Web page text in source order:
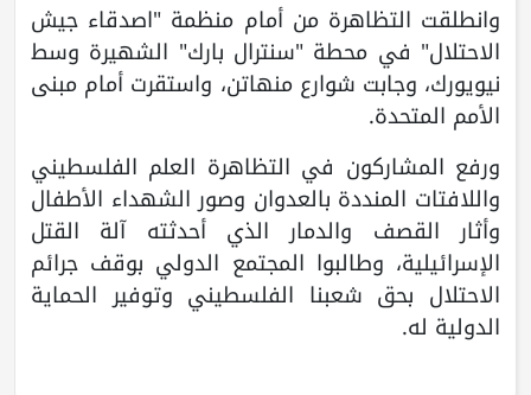
وانطلقت التظاهرة من أمام منظمة "اصدقاء جيش
الاحتلال" في محطة "سنترال بارك" الشهيرة وسط
نيويورك، وجابت شوارع منهاتن، واستقرت أمام مبنى
الأمم المتحدة.
ورفع المشاركون في التظاهرة العلم الفلسطيني
واللافتات المنددة بالعدوان وصور الشهداء الأطفال
وأثار القصف والدمار الذي أحدثته آلة القتل
الإسرائيلية، وطالبوا المجتمع الدولي بوقف جرائم
الاحتلال بحق شعبنا الفلسطيني وتوفير الحماية
الدولية له.